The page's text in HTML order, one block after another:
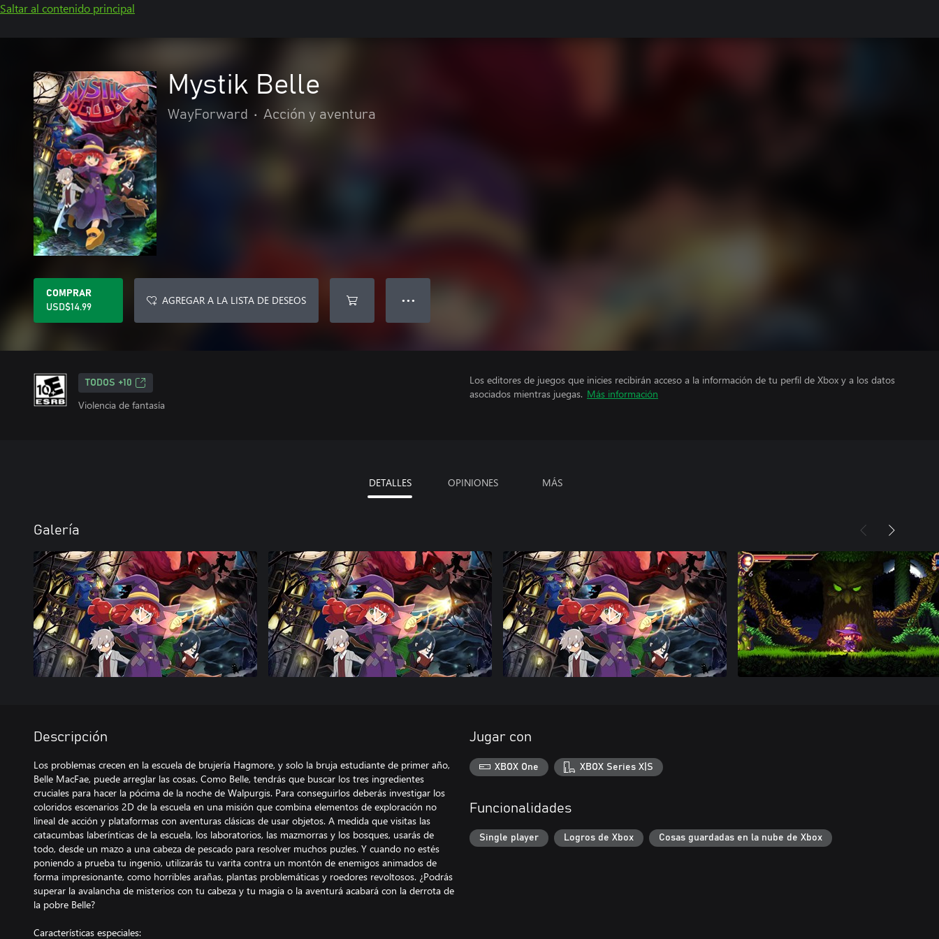
Saltar al contenido principal
Mystik Belle
WayForward • Acción y aventura
COMPRAR
USD$14.99
AGREGAR A LA LISTA DE DESEOS ● ● ●
TODOS +10
Violencia de fantasía
Los editores de juegos que inicies recibirán acceso a la información de tu perfil de Xbox y a los datos
asociados mientras juegas. Más información
DETALLES OPINIONES MÁS
Galería
Descripción
Los problemas crecen en la escuela de brujería Hagmore, y solo la bruja estudiante de primer año,
Belle MacFae, puede arreglar las cosas. Como Belle, tendrás que buscar los tres ingredientes
cruciales para hacer la pócima de la noche de Walpurgis. Para conseguirlos deberás investigar los
coloridos escenarios 2D de la escuela en una misión que combina elementos de exploración no
lineal de acción y plataformas con aventuras clásicas de usar objetos. A medida que visitas las
catacumbas laberínticas de la escuela, los laboratorios, las mazmorras y los bosques, usarás de
todo, desde un mazo a una cabeza de pescado para resolver muchos puzles. Y cuando no estés
poniendo a prueba tu ingenio, utilizarás tu varita contra un montón de enemigos animados de
forma impresionante, como horribles arañas, plantas problemáticas y roedores revoltosos. ¿Podrás
superar la avalancha de misterios con tu cabeza y tu magia o la aventurá acabará con la derrota de
la pobre Belle?
Características especiales:
Jugar con
XBOX One XBOX Series X|S
Funcionalidades
Single player Logros de Xbox Cosas guardadas en la nube de Xbox